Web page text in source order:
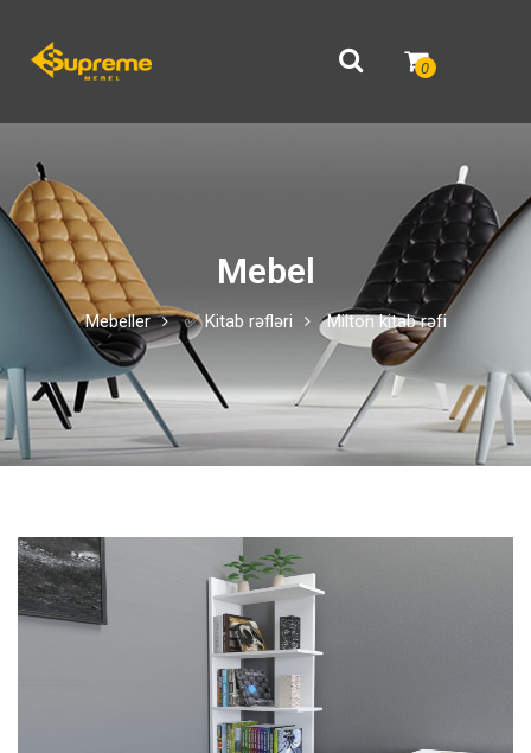
0
Mebel
Mebeller ✅ Kitab rəfləri Milton kitab rəfi